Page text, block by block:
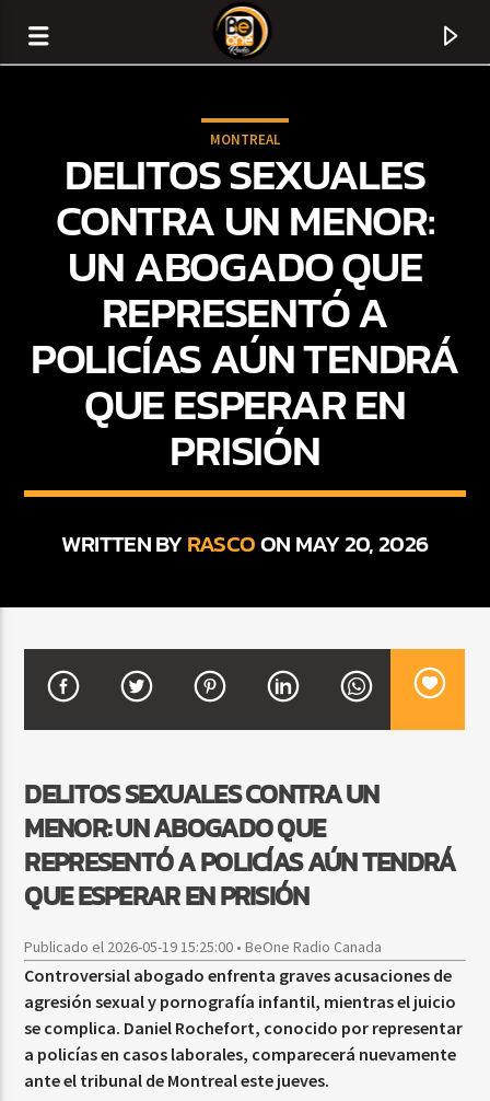
CURRENT TRACK
BACHATA Y VALLENATO
MONTREAL
DELITOS SEXUALES
CONTRA UN MENOR:
UN ABOGADO QUE
REPRESENTÓ A
POLICÍAS AÚN TENDRÁ
QUE ESPERAR EN
PRISIÓN
WRITTEN BYRASCOON MAY 20, 2026
DELITOS SEXUALES CONTRA UN
MENOR: UN ABOGADO QUE
REPRESENTÓ A POLICÍAS AÚN TENDRÁ
QUE ESPERAR EN PRISIÓN
Publicado el 2026-05-19 15:25:00 • BeOne Radio Canada
Controversial abogado enfrenta graves acusaciones de
agresión sexual y pornografía infantil, mientras el juicio
se complica. Daniel Rochefort, conocido por representar
a policías en casos laborales, comparecerá nuevamente
ante el tribunal de Montreal este jueves.